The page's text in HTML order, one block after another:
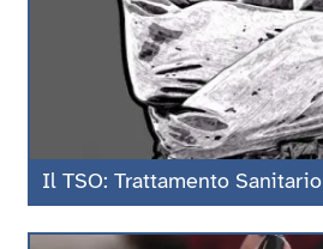
Il TSO: Trattamento